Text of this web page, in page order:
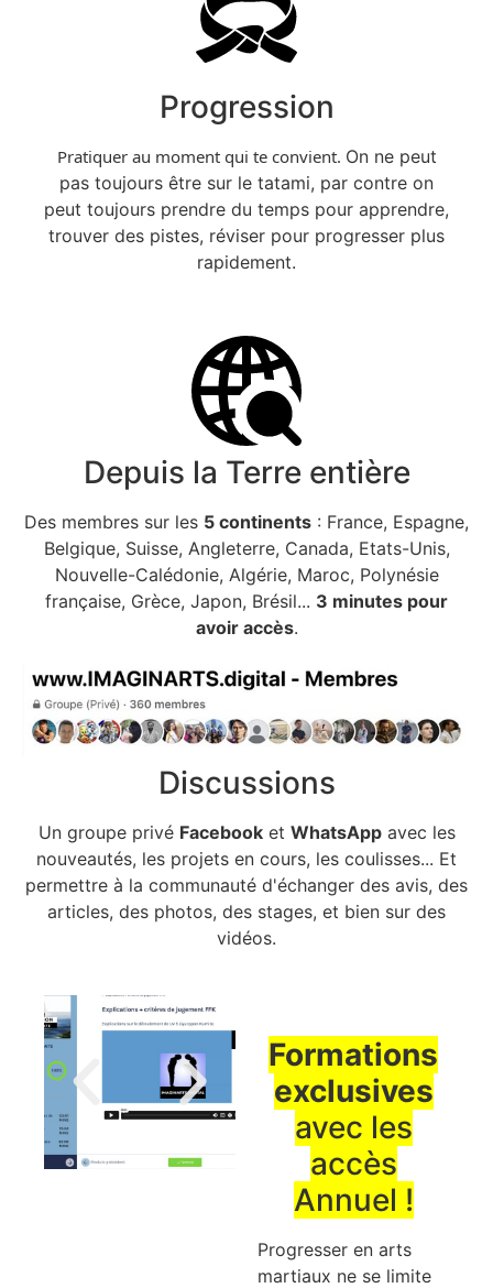
Progression
Pratiquer au moment qui te convient. On ne peut
pas toujours être sur le tatami, par contre on
peut toujours prendre du temps pour apprendre,
trouver des pistes, réviser pour progresser plus
rapidement.
Depuis la Terre entière
Des membres sur les 5 continents : France, Espagne,
Belgique, Suisse, Angleterre, Canada, Etats-Unis,
Nouvelle-Calédonie, Algérie, Maroc, Polynésie
française, Grèce, Japon, Brésil... 3 minutes pour
avoir accès.
Discussions
Un groupe privé Facebooket WhatsAppavec les
nouveautés, les projets en cours, les coulisses... Et
permettre à la communauté d'échanger des avis, des
articles, des photos, des stages, et bien sur des
vidéos.
Formations
exclusives
avec les
accès
Annuel !
Progresser en arts
martiaux ne se limite